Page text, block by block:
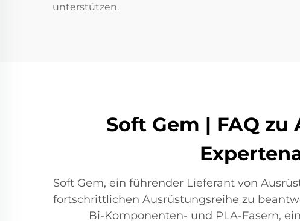
unterstützen.
Soft Gem | FAQ
Soft Gem, ein führender Lieferant von
fortschrittlichen Ausrüstungsreihe zu
Bi-Komponenten- und PLA-Fasern,